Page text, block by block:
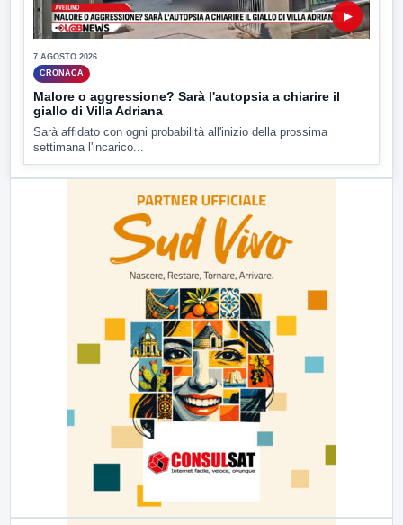
▶
7 AGOSTO 2026
CRONACA
Malore o aggressione? Sarà l'autopsia a chiarire il
giallo di Villa Adriana
Sarà affidato con ogni probabilità all'inizio della prossima
settimana l'incarico...